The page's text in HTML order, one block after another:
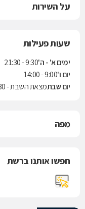
על השירות
שעות פעילות
ימים א' - ה'9:30 - 21:30
יום ו'9:00 - 14:00
יום שבתמצאת השבת - 22:30
מפה
חפשו אותנו ברשת